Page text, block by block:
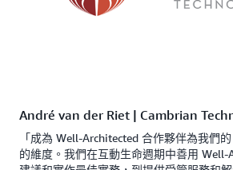
André van der Riet | Cambrian
「成為 Well-Architected 合作夥伴為我們
的維度。我們在互動生命週期中善用 Well-